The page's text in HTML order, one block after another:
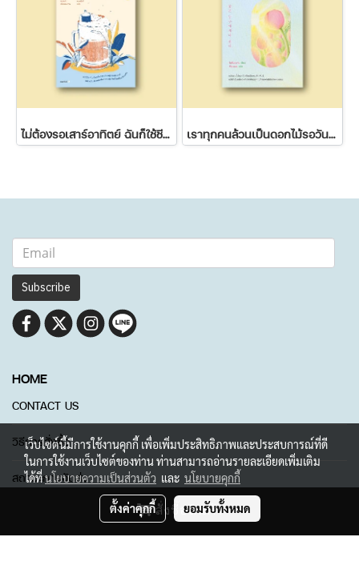
สั่งซื้อสินค้า
ไม่ต้องรอเสาร์อาทิตย์ ฉันก็ใช้ชีวิตได้ เราทุกคนล้วนเป็นดอกไม้รอวันผลิบาน
Subscribe
HOME
CONTACT US
วิธีการสั่งซื้อ
สถานะการจัดส่ง
เว็บไซต์นี้มีการใช้งานคุกกี้ เพื่อเพิ่มประสิทธิภาพและประสบการณ์ที่ดี
ในการใช้งานเว็บไซต์ของท่าน ท่านสามารถอ่านรายละเอียดเพิ่มเติม
ได้ที่นโยบายความเป็นส่วนตัว และ นโยบายคุกกี้
ตั้งค่าคุกกี้ ยอมรับทั้งหมด